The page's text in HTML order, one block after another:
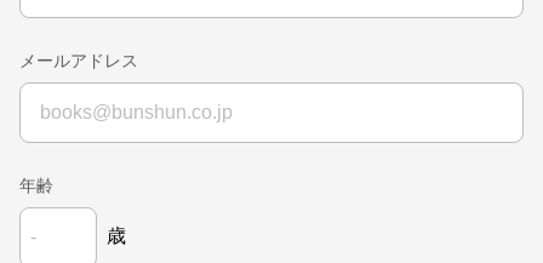
メールアドレス
年齢
歳